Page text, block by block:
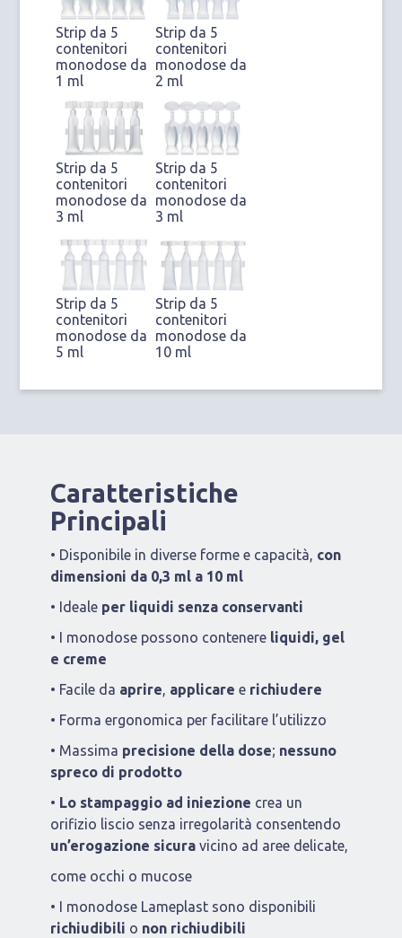
Strip da 5
contenitori
monodose da
1 ml
Strip da 5
contenitori
monodose da
2 ml
Strip da 5
contenitori
monodose da
3 ml
Strip da 5
contenitori
monodose da
3 ml
Strip da 5
contenitori
monodose da
5 ml
Strip da 5
contenitori
monodose da
10 ml
Caratteristiche
Principali
• Disponibile in diverse forme e capacità, con
dimensioni da 0,3 ml a 10 ml
• Ideale per liquidi senza conservanti
•
I monodose possono contenere liquidi, gel
e creme
• Facile da aprire, applicare e richiudere
• Forma ergonomica per facilitare l’utilizzo
• Massima precisione della dose; nessuno
spreco di prodotto
• Lo stampaggio ad iniezione crea un
orifizio liscio senza irregolarità consentendo
un’erogazione sicura vicino ad aree delicate,
come occhi o mucose
•
I monodose Lameplast sono disponibili
richiudibili o non richiudibili